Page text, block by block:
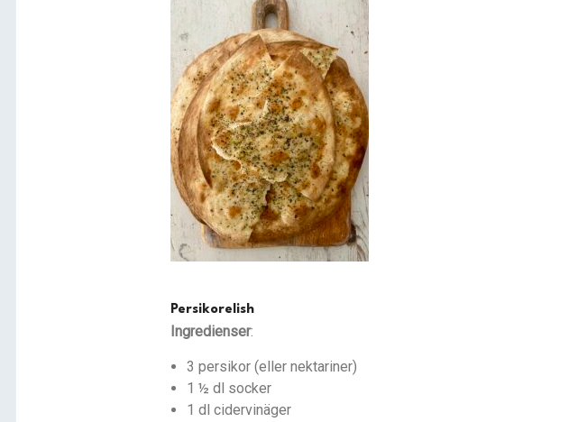
Persikorelish
Ingredienser:
3 persikor (eller nektariner)
1 ½ dl socker
1 dl cidervinäger